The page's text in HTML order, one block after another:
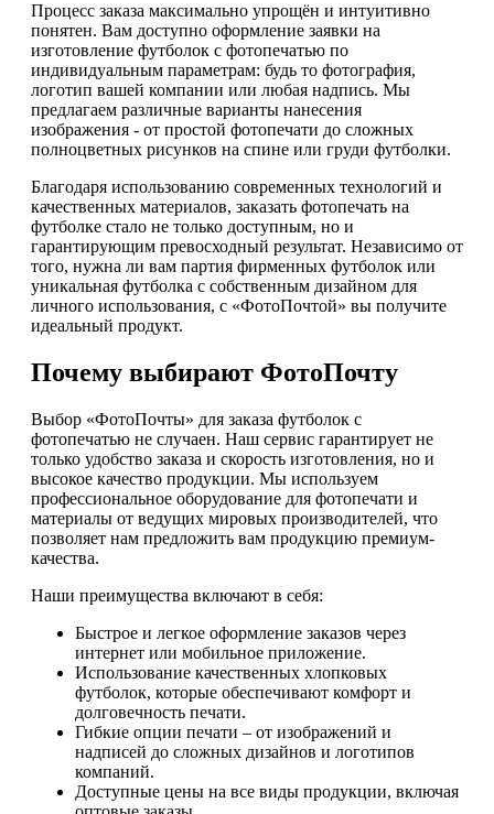
Процесс заказа максимально упрощён и интуитивно
понятен. Вам доступно оформление заявки на
изготовление футболок с фотопечатью по
индивидуальным параметрам: будь то фотография,
логотип вашей компании или любая надпись. Мы
предлагаем различные варианты нанесения
изображения - от простой фотопечати до сложных
полноцветных рисунков на спине или груди футболки.
Благодаря использованию современных технологий и
качественных материалов, заказать фотопечать на
футболке стало не только доступным, но и
гарантирующим превосходный результат. Независимо от
того, нужна ли вам партия фирменных футболок или
уникальная футболка с собственным дизайном для
личного использования, с «ФотоПочтой» вы получите
идеальный продукт.
Почему выбирают ФотоПочту
Выбор «ФотоПочты» для заказа футболок с
фотопечатью не случаен. Наш сервис гарантирует не
только удобство заказа и скорость изготовления, но и
высокое качество продукции. Мы используем
профессиональное оборудование для фотопечати и
материалы от ведущих мировых производителей, что
позволяет нам предложить вам продукцию премиум-
качества.
Наши преимущества включают в себя:
Быстрое и легкое оформление заказов через
интернет или мобильное приложение.
Использование качественных хлопковых
футболок, которые обеспечивают комфорт и
долговечность печати.
Гибкие опции печати – от изображений и
надписей до сложных дизайнов и логотипов
компаний.
Доступные цены на все виды продукции, включая